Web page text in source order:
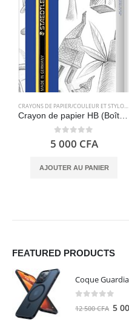
CRAYONS DE PAPIER/COULEUR ET STYLOS,
Crayon de papier HB (Boîte de 12) – Staedtler
0 out of 5
5 000 CFA
AJOUTER AU PANIER
FEATURED PRODUCTS
12 500CFA Le
5